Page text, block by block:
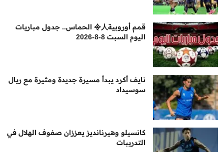
قمم أوروبية令人 الحماس.. جدول مباريات
اليوم السبت 8-8-2026
نايف أكرد يبدأ مسيرة جديدة ومثيرة مع ريال
سوسيداد
كانسيلو وهيرنانديز يعززان صفوف الهلال في
التدريبات